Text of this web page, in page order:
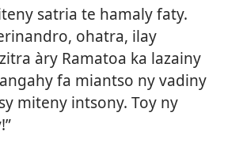
satria te hamaly faty.
ohatra, ilay
àry Ramatoa ka lazainy
fa miantso ny vadiny
miteny intsony. Toy ny